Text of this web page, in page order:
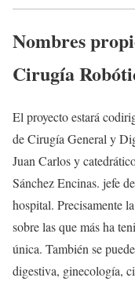
Nombres
Cirugía
El proyecto estará
de Cirugía General y
Juan Carlos y
Sánchez Encinas. jefe
hospital. Precisamente
sobre las que más ha
única. También se
digestiva, ginecología,